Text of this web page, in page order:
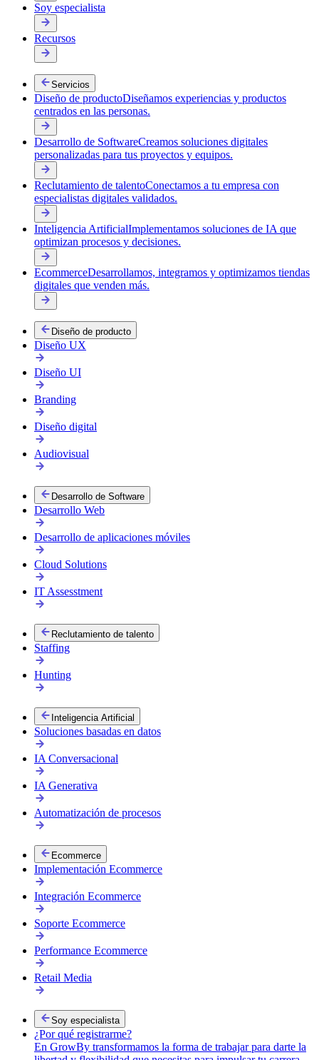
Soy especialista
Recursos
Servicios
Diseño de productoDiseñamos experiencias y productos
centrados en las personas.
Desarrollo de SoftwareCreamos soluciones digitales
personalizadas para tus proyectos y equipos.
Reclutamiento de talentoConectamos a tu empresa con
especialistas digitales validados.
Inteligencia ArtificialImplementamos soluciones de IA que
optimizan procesos y decisiones.
EcommerceDesarrollamos, integramos y optimizamos tiendas
digitales que venden más.
Diseño de producto
Diseño UX
Diseño UI
Branding
Diseño digital
Audiovisual
Desarrollo de Software
Desarrollo Web
Desarrollo de aplicaciones móviles
Cloud Solutions
IT Assesstment
Reclutamiento de talento
Staffing
Hunting
Inteligencia Artificial
Soluciones basadas en datos
IA Conversacional
IA Generativa
Automatización de procesos
Ecommerce
Implementación Ecommerce
Integración Ecommerce
Soporte Ecommerce
Performance Ecommerce
Retail Media
Soy especialista
¿Por qué registrarme?
En GrowBy transformamos la forma de trabajar para darte la